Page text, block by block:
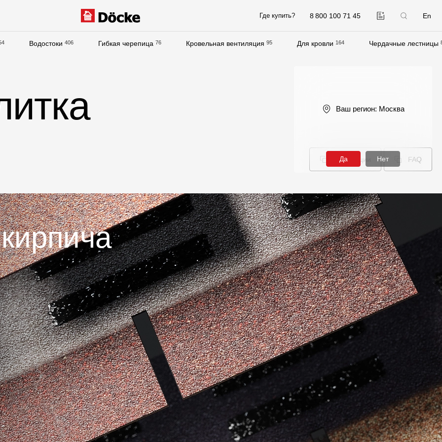
8 800 100 71 45 En
Где купить?
Водостоки 406 Гибкая черепица 76 Кровельная вентиляция 95 Для кровли 164 Чердачные лестницы
Текстуры
Фото объектов
Вопрос-ответ/Faq
Статьи
Сервисы
Конструктор
Калькулятор
Цены
Отправка рекламации
Вакансии
B2B
Отзывы
Инструкции FAQ
Ваш регион: Москва
Да Нет